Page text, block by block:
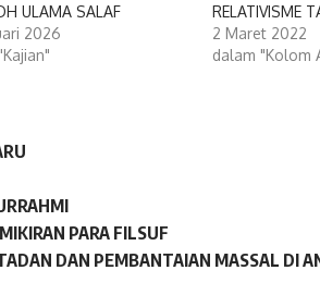
ULAMA SALAF
2026
RELATIVISME
2 Maret 2022
dalam "Kolom
PARA FILSUF
DAN PEMBANTAIAN MASSAL DI